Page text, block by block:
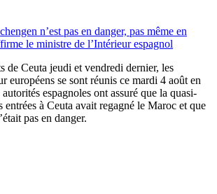
n’est pas en danger, pas même en
le ministre de l’Intérieur espagnol
de Ceuta jeudi et vendredi dernier, les
européens se sont réunis ce mardi 4 août en
espagnoles ont assuré que la quasi-
entrées à Ceuta avait regagné le Maroc et que
pas en danger.